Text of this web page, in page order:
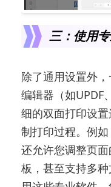
三：使用
除了通用设置外
编辑器（如UPDF
细的双面打印设
制打印过程。例如
还允许您调整页
板，甚至支持多